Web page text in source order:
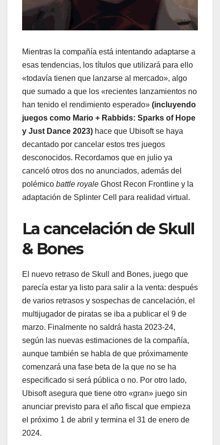
Mientras la compañía está intentando adaptarse a
esas tendencias, los títulos que utilizará para ello
«todavía tienen que lanzarse al mercado», algo
que sumado a que los «recientes lanzamientos no
han tenido el rendimiento esperado» (incluyendo
juegos como Mario + Rabbids: Sparks of Hope
y Just Dance 2023) hace que Ubisoft se haya
decantado por cancelar estos tres juegos
desconocidos. Recordamos que en julio ya
canceló otros dos no anunciados, además del
polémico battle royale Ghost Recon Frontline y la
adaptación de Splinter Cell para realidad virtual.
La cancelación de Skull
& Bones
El nuevo retraso de Skull and Bones, juego que
parecía estar ya listo para salir a la venta: después
de varios retrasos y sospechas de cancelación, el
multijugador de piratas se iba a publicar el 9 de
marzo. Finalmente no saldrá hasta 2023-24,
según las nuevas estimaciones de la compañía,
aunque también se habla de que próximamente
comenzará una fase beta de la que no se ha
especificado si será pública o no. Por otro lado,
Ubisoft asegura que tiene otro «gran» juego sin
anunciar previsto para el año fiscal que empieza
el próximo 1 de abril y termina el 31 de enero de
2024.